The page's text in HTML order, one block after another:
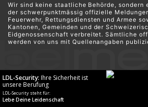
Wir sind keine staatliche Behörde, sondern
der schwerpunktmässig offizielle
Feuerwehr, Rettungsdiensten und Armee
Kantonen, Gemeinden und der
Eidgenossenschaft verbreitet. Sämtliche
werden von uns mit Quellenangaben